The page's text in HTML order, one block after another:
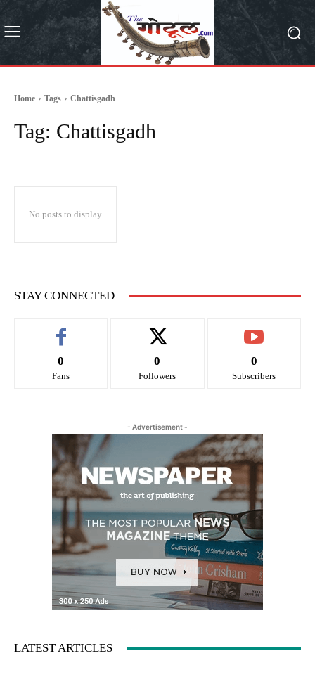
Home Tags Chattisgadh
Tag: Chattisgadh
No posts to display
STAY CONNECTED
0
Fans
0
Followers
0
Subscribers
- Advertisement -
LATEST ARTICLES